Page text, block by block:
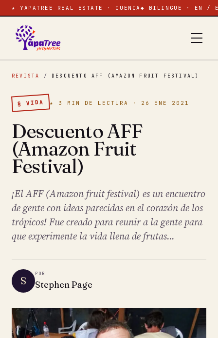
★ YAPATREE REAL ESTATE · CUENCA ◆ BILINGÜE · EN /
REVISTA / DESCUENTO AFF (AMAZON FRUIT FESTIVAL)
§ VIDA ★ 3 MIN DE LECTURA · 26 ENE 2021
Descuento AFF
(Amazon Fruit
Festival)
¡El AFF (Amazon fruit festival) es un encuentro
de gente con ideas parecidas en el corazón de los
trópicos! Fue creado para reunir a la gente para
que experimente la vida llena de frutas...
S
POR
Stephen Page